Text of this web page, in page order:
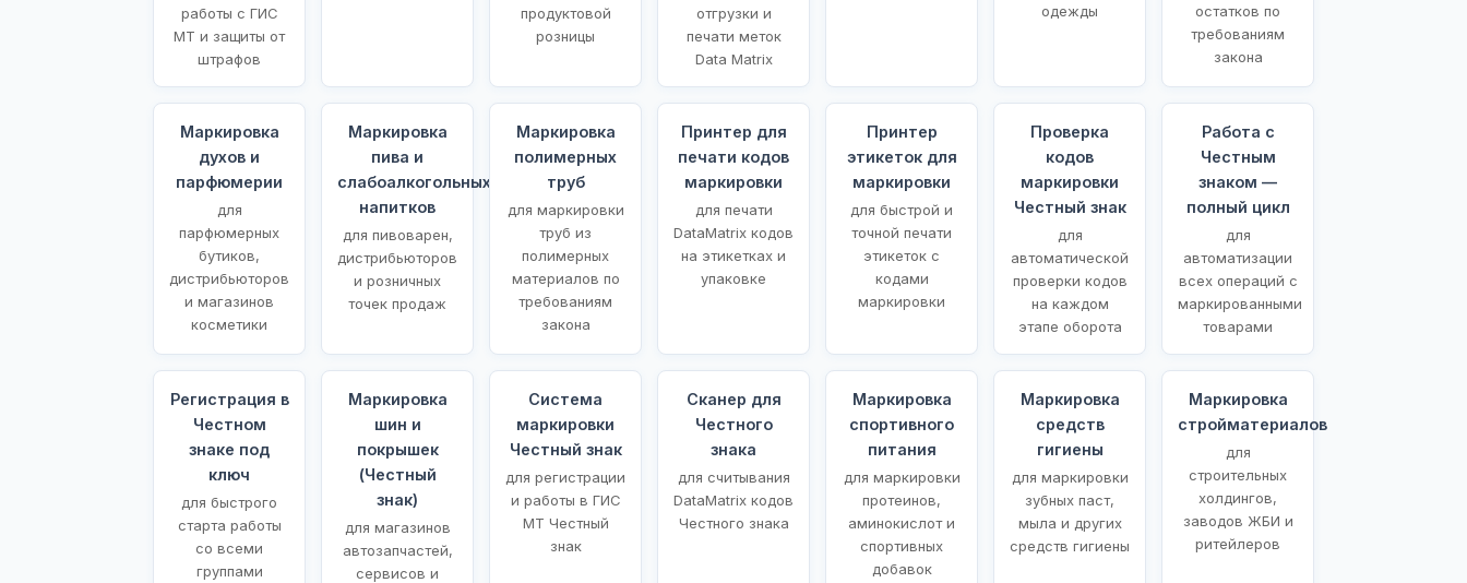
работы с ГИС
МТ и защиты от
штрафов
продуктовой
розницы
отгрузки и
печати меток
Data Matrix
одежды
остатков по
требованиям
закона
Маркировка
духов и
парфюмерии
для
парфюмерных
бутиков,
дистрибьюторов
и магазинов
косметики
Маркировка
пива и
слабоалкогольных
напитков
для пивоварен,
дистрибьюторов
и розничных
точек продаж
Маркировка
полимерных
труб
для маркировки
труб из
полимерных
материалов по
требованиям
закона
Принтер для
печати кодов
маркировки
для печати
DataMatrix кодов
на этикетках и
упаковке
Принтер
этикеток для
маркировки
для быстрой и
точной печати
этикеток с
кодами
маркировки
Проверка
кодов
маркировки
Честный знак
для
автоматической
проверки кодов
на каждом
этапе оборота
Работа с
Честным
знаком —
полный цикл
для
автоматизации
всех операций с
маркированными
товарами
Регистрация в
Честном
знаке под
ключ
для быстрого
старта работы
со всеми
группами
Маркировка
шин и
покрышек
(Честный
знак)
для магазинов
автозапчастей,
сервисов и
Система
маркировки
Честный знак
для регистрации
и работы в ГИС
МТ Честный
знак
Сканер для
Честного
знака
для считывания
DataMatrix кодов
Честного знака
Маркировка
спортивного
питания
для маркировки
протеинов,
аминокислот и
спортивных
добавок
Маркировка
средств
гигиены
для маркировки
зубных паст,
мыла и других
средств гигиены
Маркировка
стройматериалов
для
строительных
холдингов,
заводов ЖБИ и
ритейлеров